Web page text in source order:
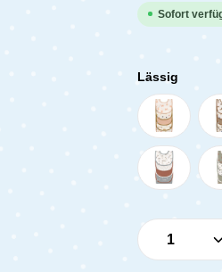
Sofort
Lässig
Produkt